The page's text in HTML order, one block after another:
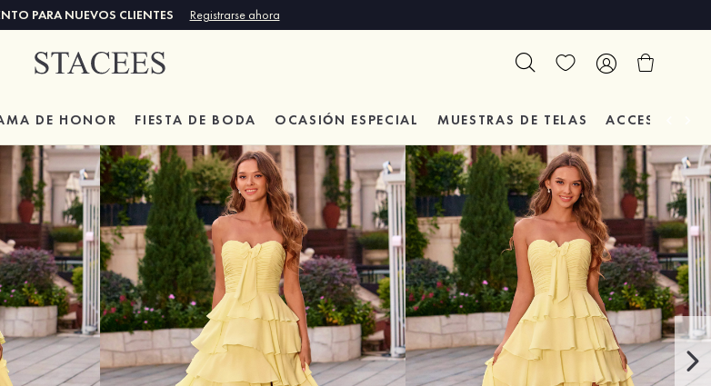
PARA NUEVOS CLIENTES Registrarse ahora
DE HONOR FIESTA DE BODA OCASIÓN ESPECIAL MUESTRAS DE TELAS ACCESORIOS